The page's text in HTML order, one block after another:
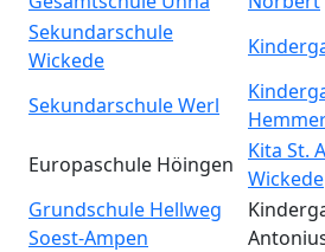
Sekundarschule
Wickede
Sekundarschule Werl
Europaschule Höingen
Kita St.
Wickede
Grundschule Hellweg
Soest-Ampen